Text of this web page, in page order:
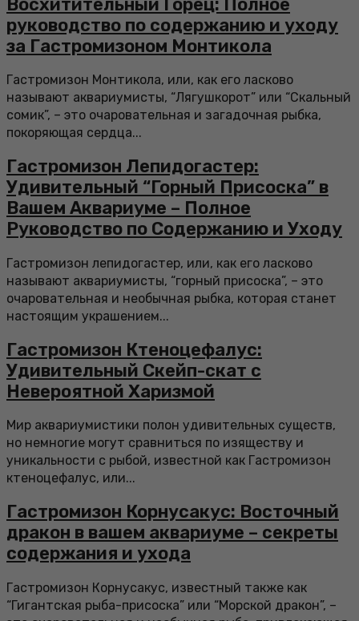
руководство по содержанию и уходу
за Гастромизоном Монтикола
Гастромизон Монтикола, или, как его ласково
называют аквариумисты, “Лягушкорот” или “Скальный
сомик”, – это очаровательная и загадочная рыбка,
покоряющая сердца...
Гастромизон Лепидогастер:
Удивительный “Горный Присоска” в
Вашем Аквариуме – Полное
Руководство по Содержанию и Уходу
Гастромизон лепидогастер, или, как его ласково
называют аквариумисты, “горный присоска”, – это
очаровательная и необычная рыбка, которая станет
настоящим украшением...
Гастромизон Ктеноцефалус:
Удивительный Скейп-скат с
Невероятной Харизмой
Мир аквариумистики полон удивительных существ,
но немногие могут сравниться по изяществу и
уникальности с рыбой, известной как Гастромизон
ктеноцефалус, или...
Гастромизон Корнусакус: Восточный
дракон в вашем аквариуме – секреты
содержания и ухода
Гастромизон Корнусакус, известный также как
“Гигантская рыба-присоска” или “Морской дракон”, –